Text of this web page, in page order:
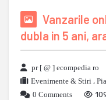
Vanzarile
dubla in 5 ani,
pr [ @ ] ecompedia ro
Evenimente & Stiri ,
0 Comments